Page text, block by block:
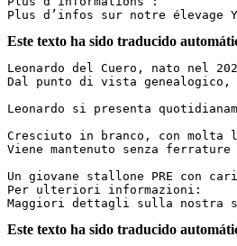
Plus d’infos sur notre élevage
Este texto ha sido traducido
Leonardo del Cuero, nato nel
Dal punto di vista
Leonardo si presenta
Cresciuto in branco, con
Viene mantenuto senza
Un giovane stallone PRE con
Per ulteriori informazioni:
Maggiori dettagli sulla nostra
Este texto ha sido traducido